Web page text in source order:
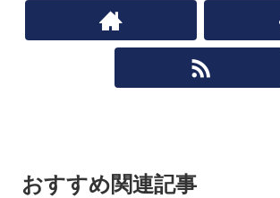
おすすめ関連記事